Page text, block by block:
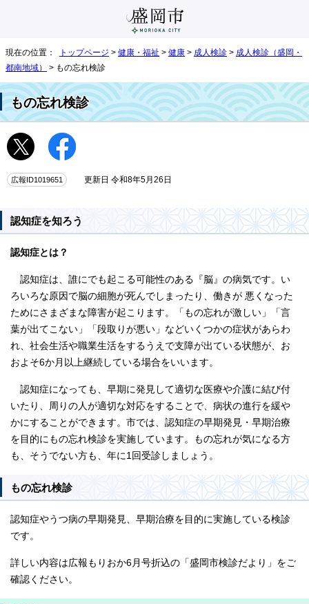
現在の位置： トップページ > 健康・福祉 > 健康 > 成人検診 > 成人検診（盛岡・
都南地域）
> もの忘れ検診
もの忘れ検診
広報ID1019651 更新日 令和8年5月26日
認知症を知ろう
認知症とは？
認知症は、誰にでも起こる可能性のある『脳』の病気です。い
ろいろな原因で脳の細胞が死んでしまったり、働きが 悪くなった
ためにさまざまな障害が起こります。「もの忘れが激しい」「言
葉が出てこない」「段取りが悪い」などいくつかの症状があらわ
れ、社会生活や職業生活をするうえで支障が出ている状態が、お
およそ6か月以上継続している場合をいいます。
認知症になっても、早期に発見して適切な医療や介護に結び付
いたり、周りの人が適切な対応をすることで、病状の進行を緩や
かにすることができます。市では、認知症の早期発見・早期治療
を目的にもの忘れ検診を実施しています。もの忘れが気になる方
も、そうでない方も、年に1回受診しましょう。
もの忘れ検診
認知症やうつ病の早期発見、早期治療を目的に実施している検診
です。
詳しい内容は広報もりおか6月号折込の「盛岡市検診だより」をご
確認ください。